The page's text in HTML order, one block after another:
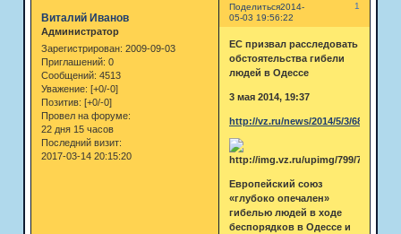
Поделиться 1
2014-
05-03 19:56:22
Виталий Иванов
Администратор
Зарегистрирован: 2009-09-03
Приглашений: 0
Сообщений: 4513
Уважение: [+0/-0]
Позитив: [+0/-0]
Провел на форуме:
22 дня 15 часов
Последний визит:
2017-03-14 20:15:20
ЕС призвал расследовать
обстоятельства гибели
людей в Одессе
3 мая 2014, 19:37
http://vz.ru/news/2014/5/3/
Европейский союз
«глубоко опечален»
гибелью людей в ходе
беспорядков в Одессе и